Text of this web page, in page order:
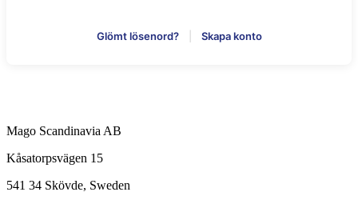
Glömt lösenord? Skapa konto
Mago Scandinavia AB
Kåsatorpsvägen 15
541 34 Skövde, Sweden